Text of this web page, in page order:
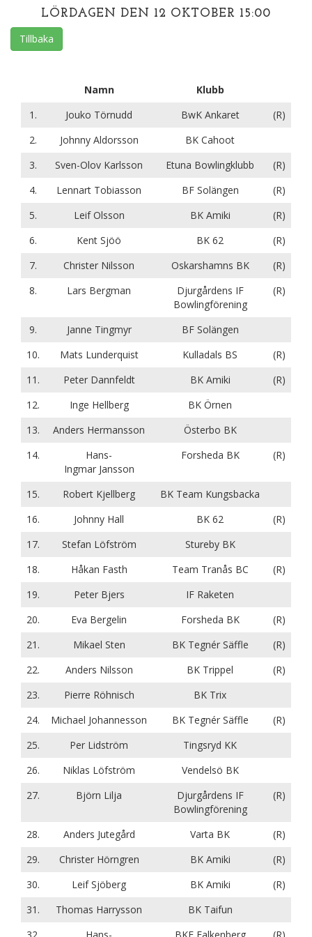
LÖRDAGEN DEN 12 OKTOBER 15:00
Tillbaka
Namn
Klubb
1.
Jouko Törnudd BwK Ankaret
(R)
2.
Johnny Aldorsson
BK Cahoot
3.
Sven-Olov Karlsson Etuna Bowlingklubb
(R)
4.
Lennart Tobiasson BF Solängen
(R)
5.
Leif Olsson BK Amiki
(R)
6.
Kent Sjöö BK 62
(R)
7.
Christer Nilsson Oskarshamns BK
(R)
8.
Lars Bergman
Djurgårdens IF
Bowlingförening
(R)
9. Janne Tingmyr
BF Solängen
10.
Mats Lunderquist Kulladals BS
(R)
11.
Peter Dannfeldt BK Amiki
(R)
12.
Inge Hellberg
BK Örnen
13.
Anders Hermansson
Österbo BK
14.
Hans-
Ingmar Jansson
Forsheda BK (R)
15. Robert Kjellberg
BK Team Kungsbacka
16.
Johnny Hall BK 62
(R)
17.
Stefan Löfström
Stureby BK
18.
Håkan Fasth Team Tranås BC
(R)
19.
Peter Bjers
IF Raketen
20.
Eva Bergelin Forsheda BK
(R)
21.
Mikael Sten BK Tegnér Säffle
(R)
22.
Anders Nilsson BK Trippel
(R)
23.
Pierre Röhnisch
BK Trix
24.
Michael Johannesson BK Tegnér Säffle
(R)
25.
Per Lidström
Tingsryd KK
26.
Niklas Löfström
Vendelsö BK
27.
Björn Lilja
Djurgårdens IF
Bowlingförening
(R)
28. Anders Jutegård Varta BK
(R)
29.
Christer Hörngren BK Amiki
(R)
30.
Leif Sjöberg BK Amiki
(R)
31.
Thomas Harrysson
BK Taifun